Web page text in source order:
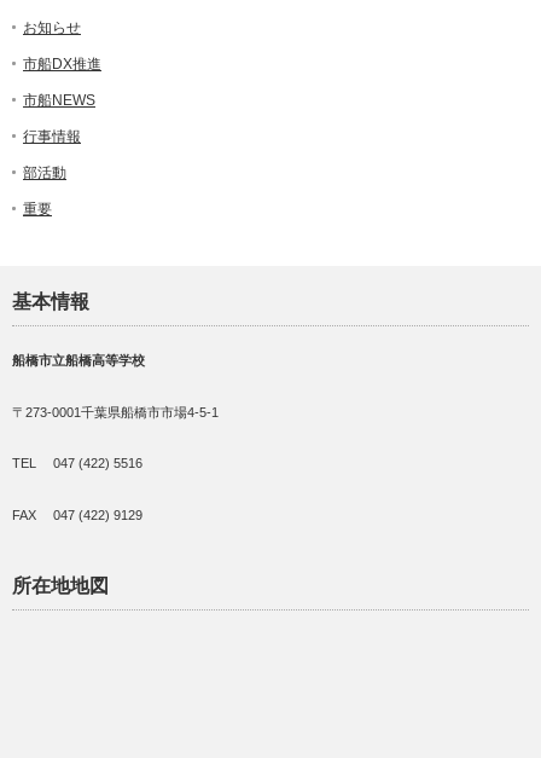
お知らせ
市船DX推進
市船NEWS
行事情報
部活動
重要
基本情報
船橋市立船橋高等学校
〒273-0001千葉県船橋市市場4-5-1
TEL 047 (422) 5516
FAX 047 (422) 9129
所在地地図